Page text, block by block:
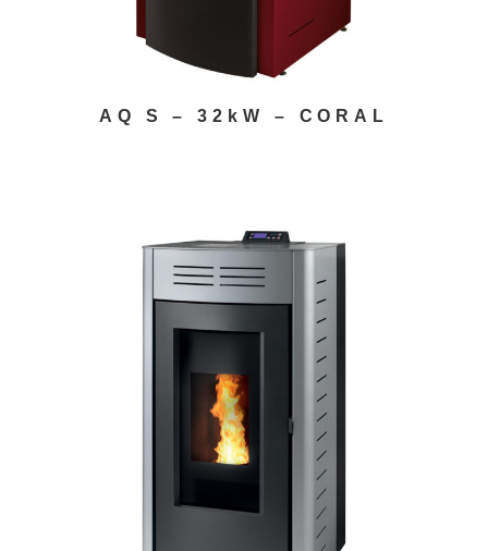
AQ S – 32kW – CORAL